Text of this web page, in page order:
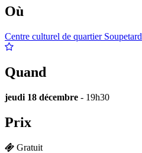
Où
Centre culturel de quartier Soupetard
Quand
jeudi 18 décembre - 19h30
Prix
Gratuit